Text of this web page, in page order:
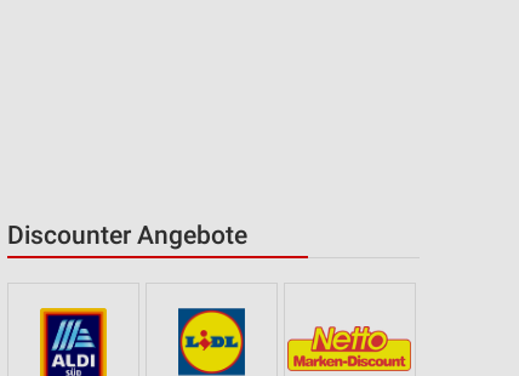
Discounter Angebote